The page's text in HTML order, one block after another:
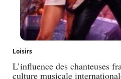
Loisirs
L’influence des chanteuses
culture musicale